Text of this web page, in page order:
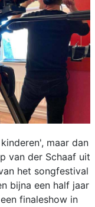
maar dan
van der Schaaf uit
het songfestival
bijna een half jaar
finaleshow in